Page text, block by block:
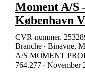
Moment A/S
København
CVR-nummer,
Branche · Binavne,
A/S MOMENT
764.277 ·